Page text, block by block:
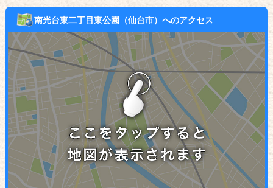
南光台東二丁目東公園（仙台市）へのアクセス